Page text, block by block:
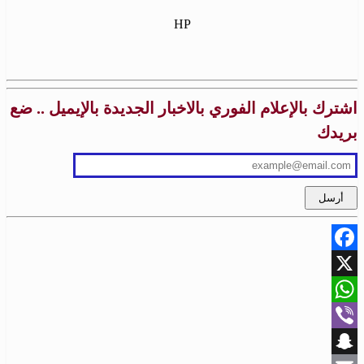
HP
اشترك بالإعلام الفوري بالاخبار الجديدة بالإيميل .. ضع
بريدك
Facebook
X
WhatsApp
Viber